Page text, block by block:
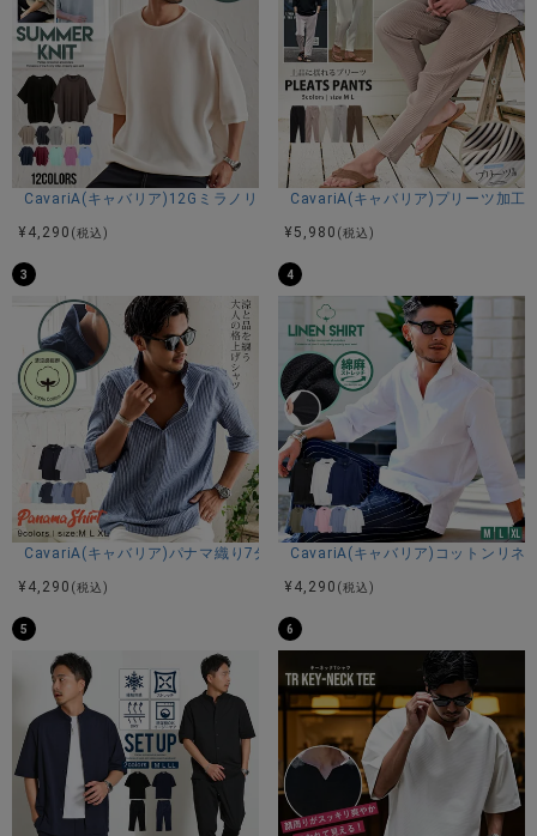
CavariA(キャバリア)12Gミラノリブクルーネックドルマンハーフスリー
¥ 4,290 (税込)
CavariA(キャバリア)プリーツ加工
¥ 5,980 (税込)
3
CavariA(キャバリア)パナマ織り7分袖カプリシャツ/全9色
¥ 4,290 (税込)
4
CavariA(キャバリア)コットンリネ
¥ 4,290 (税込)
5 6